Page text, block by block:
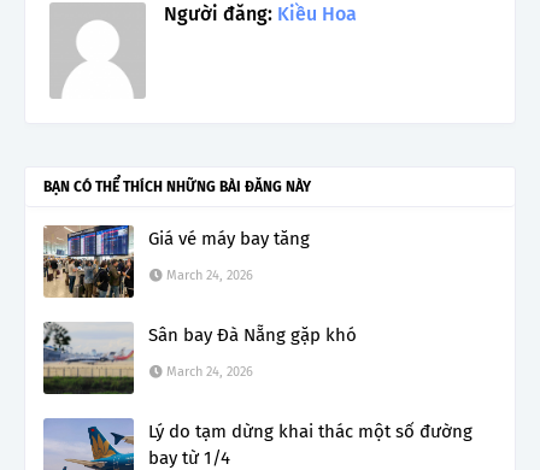
Người đăng: Kiều Hoa
BẠN CÓ THỂ THÍCH NHỮNG BÀI ĐĂNG NÀY
Giá vé máy bay tăng
March 24, 2026
Sân bay Đà Nẵng gặp khó
March 24, 2026
Lý do tạm dừng khai thác một số đường
bay từ 1/4